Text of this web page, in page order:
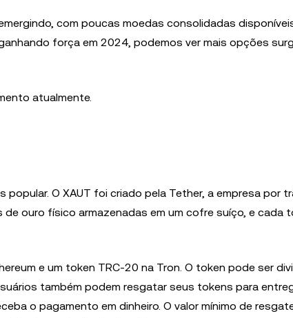
com poucas moedas consolidadas
força em 2024, podemos ver mais opções
atualmente.
popular. O XAUT foi criado pela Tether, a empresa por
de ouro físico armazenadas em um cofre suíço, e cada
e um token TRC-20 na Tron. O token pode ser
também podem resgatar seus tokens para
o pagamento em dinheiro. O valor mínimo de